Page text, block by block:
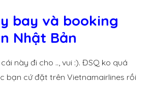
bay và booking
Nhật Bản
này đi cho .., vui :). ĐSQ ko quá
bạn cứ đặt trên Vietnamairlines rồi